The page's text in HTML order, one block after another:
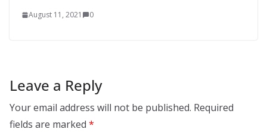
August 11, 2021 0
Leave a Reply
Your email address will not be published. Required
fields are marked *